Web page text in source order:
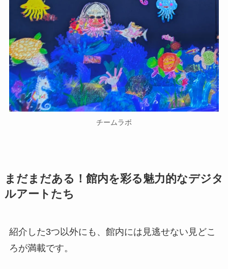
チームラボ
まだまだある！館内を彩る魅力的なデジタ
ルアートたち
紹介した3つ以外にも、館内には見逃せない見どこ
ろが満載です。